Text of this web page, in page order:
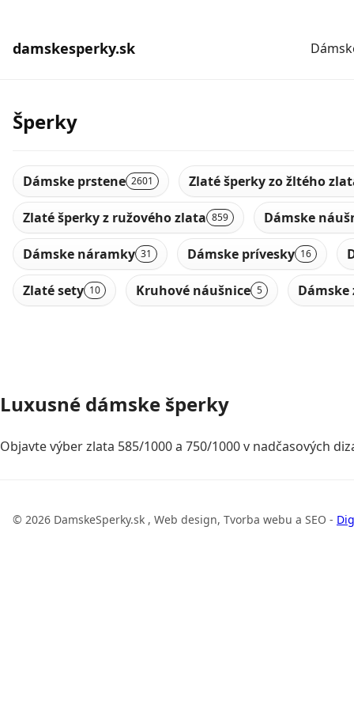
damskesperky.sk
Šperky
Dámske prstene 2601 Zlaté šperky zo žltého
Zlaté šperky z ružového zlata 859 Dámske
Dámske náramky 31 Dámske prívesky 16
Zlaté sety 10 Kruhové náušnice 5
Luxusné dámske šperky
Objavte výber zlata 585/1000 a 750/1000 v nadčasových
© 2026 DamskeSperky.sk , Web design, Tvorba webu a SEO -